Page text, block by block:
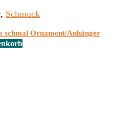
, Schmuck
schmal Ornament/Anhänger